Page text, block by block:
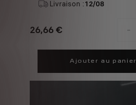
Livraison :12/08
26,66 €
Price
€
-
Quantity
1
Ajouter au panier